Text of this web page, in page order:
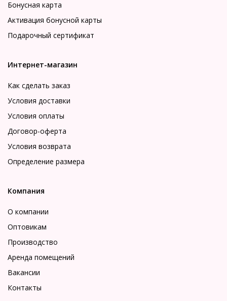
Бонусная карта
Активация бонусной карты
Подарочный сертификат
Интернет-магазин
Как сделать заказ
Условия доставки
Условия оплаты
Договор-оферта
Условия возврата
Определение размера
Компания
О компании
Оптовикам
Производство
Аренда помещений
Вакансии
Контакты